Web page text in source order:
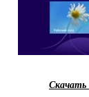
Скачать